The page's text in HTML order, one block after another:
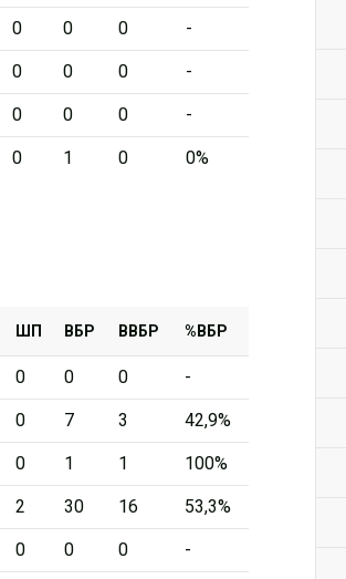
0 0 0 -
0 0 0 -
0 0 0 -
0 1 0 0%
ШП ВБР ВВБР %ВБР
0 0 0 -
0 7 3 42,9%
0 1 1 100%
2 30 16 53,3%
0 0 0 -